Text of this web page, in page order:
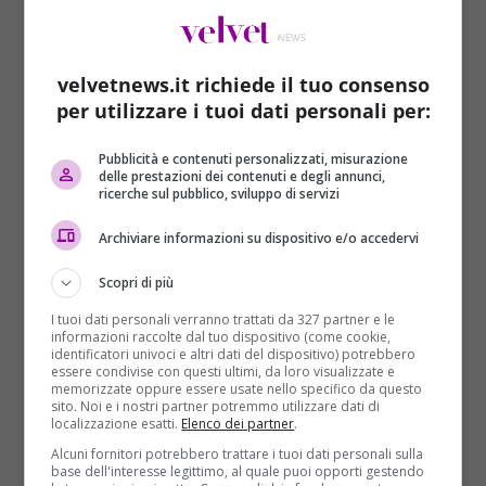
collaborazione con quest’ultimo.
Kanye West, l’ultima
provocazione verso Adidas
velvetnews.it richiede il tuo consenso
per utilizzare i tuoi dati personali per:
Pubblicità e contenuti personalizzati, misurazione
delle prestazioni dei contenuti e degli annunci,
ricerche sul pubblico, sviluppo di servizi
Archiviare informazioni su dispositivo e/o accedervi
Scopri di più
I tuoi dati personali verranno trattati da 327 partner e le
informazioni raccolte dal tuo dispositivo (come cookie,
identificatori univoci e altri dati del dispositivo) potrebbero
essere condivise con questi ultimi, da loro visualizzate e
memorizzate oppure essere usate nello specifico da questo
sito. Noi e i nostri partner potremmo utilizzare dati di
localizzazione esatti. Elenco dei partner.
Alcuni fornitori potrebbero trattare i tuoi dati personali sulla
base dell'interesse legittimo, al quale puoi opporti gestendo